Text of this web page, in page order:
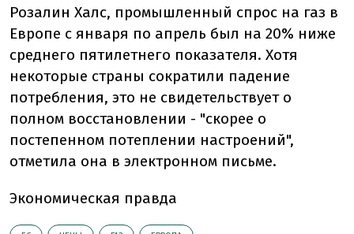
Розалин Халс, промышленный спрос на газ в
Европе с января по апрель был на 20% ниже
среднего пятилетнего показателя. Хотя
некоторые страны сократили падение
потребления, это не свидетельствует о
полном восстановлении - "скорее о
постепенном потеплении настроений",
отметила она в электронном письме.
Экономическая правда